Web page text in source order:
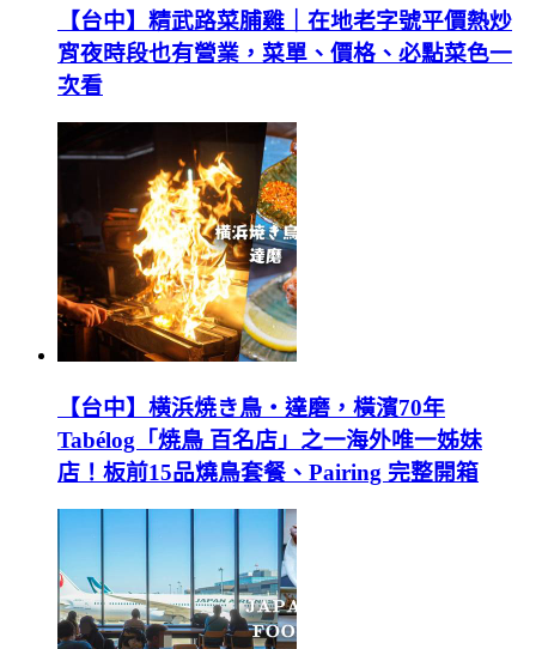
【台中】精武路菜脯雞｜在地老字號平價熱炒
宵夜時段也有營業，菜單、價格、必點菜色一
次看
【台中】横浜焼き鳥‧達磨，橫濱70年
Tabélog「焼鳥 百名店」之一海外唯一姊妹
店！板前15品燒鳥套餐、Pairing 完整開箱